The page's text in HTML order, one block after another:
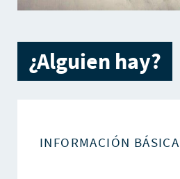
¿Alguien hay?
INFORMACIÓN BÁSICA